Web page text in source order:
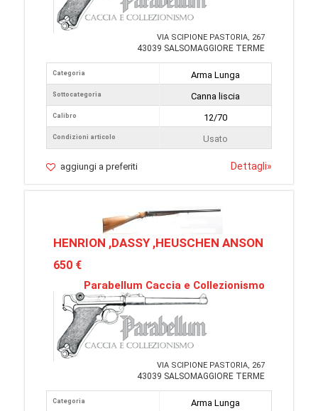
VIA SCIPIONE PASTORIA, 267
43039 SALSOMAGGIORE TERME
Categoria
Sottocategoria
Calibro
Condizioni articolo
Arma Lunga
Canna liscia
12/70
Usato
aggiungi a preferiti Dettagli»
HENRION ,DASSY ,HEUSCHEN ANSON
650 €
Parabellum Caccia e Collezionismo
VIA SCIPIONE PASTORIA, 267
43039 SALSOMAGGIORE TERME
Categoria
Arma Lunga